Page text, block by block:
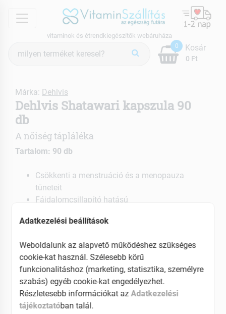
menu
vitaminok és étrendkiegészítők webáruháza
keresés
0
0 Ft
Kosár
Márka: Dehlvis
Dehlvis Shatawari kapszula 90
db
A nőiség tápláléka
Tartalom: 90 db
Csökkenti a menstruáció és a menopauza
tüneteit
Fájdalomcsillapító hatású
Adatkezelési beállítások
Weboldalunk az alapvető működéshez szükséges
cookie-kat használ. Szélesebb körű
funkcionalitáshoz (marketing, statisztika, személyre
szabás) egyéb cookie-kat engedélyezhet.
Részletesebb információkat azAdatkezelési
tájékoztatóban talál.